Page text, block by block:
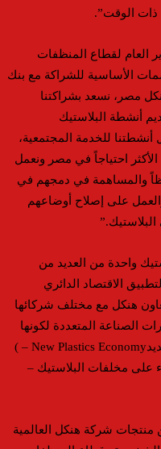
ذات الوقت”.
العام لقطاع المنظفات
الأساسية للشراكة مع بنك
مصر، نسعد بشراكتنا
أنشطة البلاستيك
للخدمة المجتمعية،
احتياجاً في مصر ونعمل
والمساهمة في دمجهم في
والعمل على إصلاح أوضاعهم
واحدة من العديد من
الاقتصاد الدائري
هنكل مع مختلف شركائها
الصناعة المتعددة لكونها
عضواً في مبادرة (اقتصاد البلاستيك الجديدNew Plastics Economy – )
على مخلفات البلاستيك –
العديد من منتجات شركة هنكل العالمية